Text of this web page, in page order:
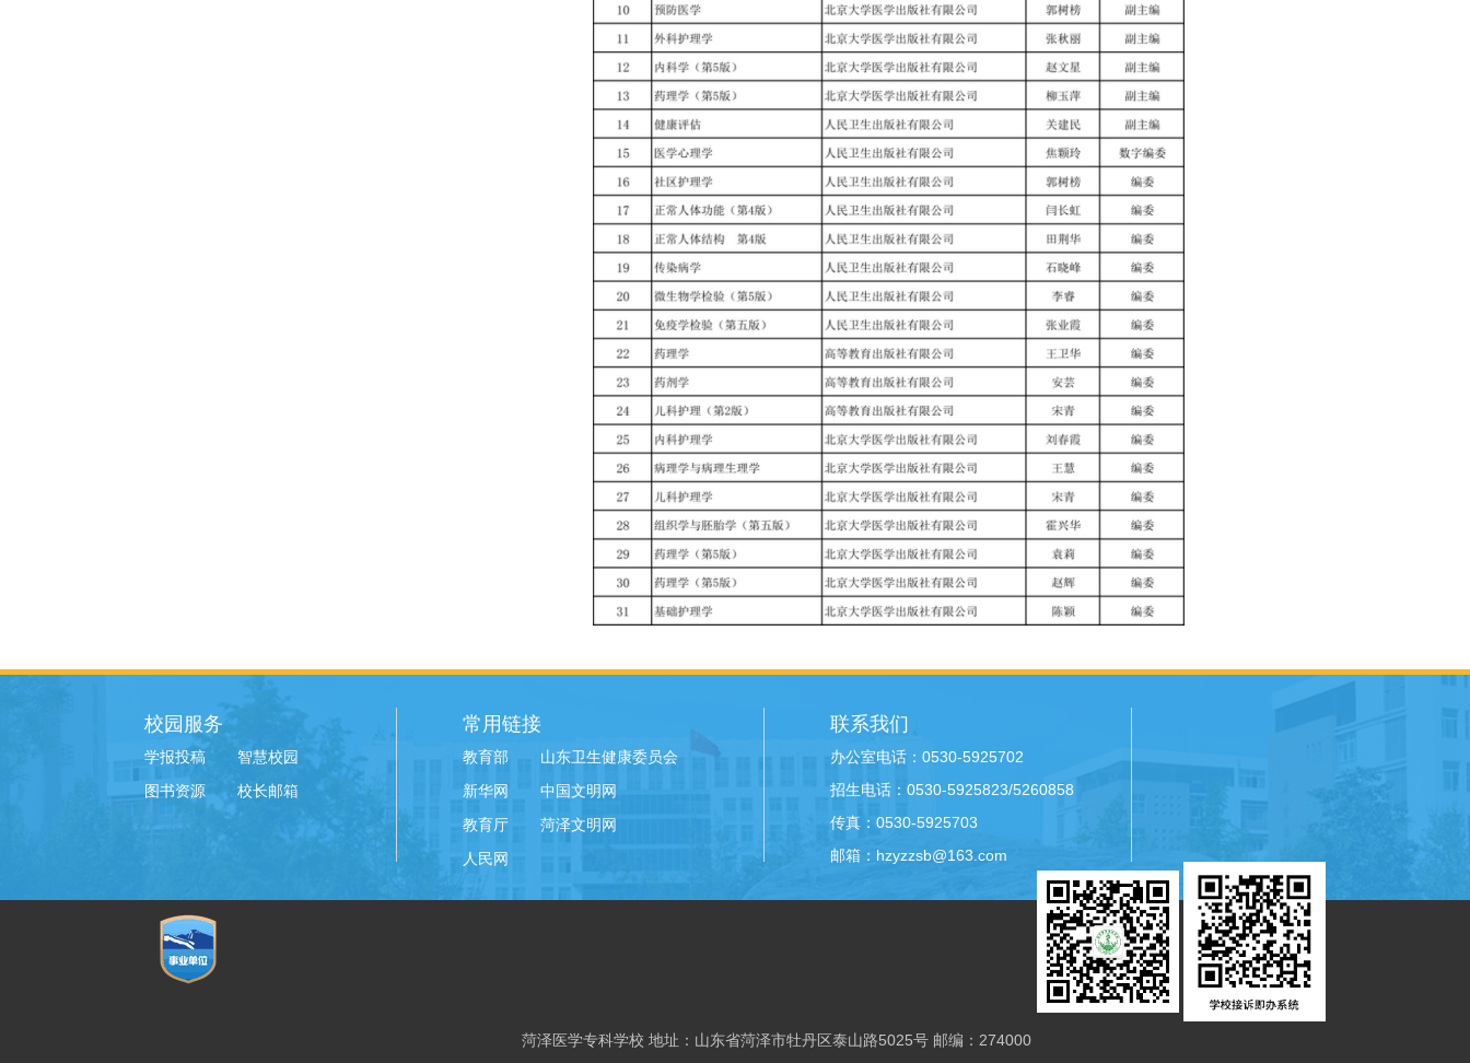
校园服务
学报投稿 智慧校园
图书资源 校长邮箱
常用链接
教育部 山东卫生健康委员会
新华网 中国文明网
教育厅 菏泽文明网
人民网
联系我们
办公室电话：0530-5925702
招生电话：0530-5925823/5260858
传真：0530-5925703
邮箱：hzyzzsb@163.com
菏泽医学专科学校 地址：山东省菏泽市牡丹区泰山路5025号 邮编：274000